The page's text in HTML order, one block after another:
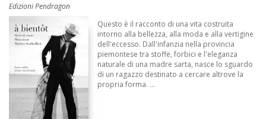
Edizioni Pendragon
Questo è il racconto di una vita costruita
intorno alla bellezza, alla moda e alla vertigine
dell'eccesso. Dall'infanzia nella provincia
piemontese tra stoffe, forbici e l'eleganza
naturale di una madre sarta, nasce lo sguardo
di un ragazzo destinato a cercare altrove la
propria forma. ...